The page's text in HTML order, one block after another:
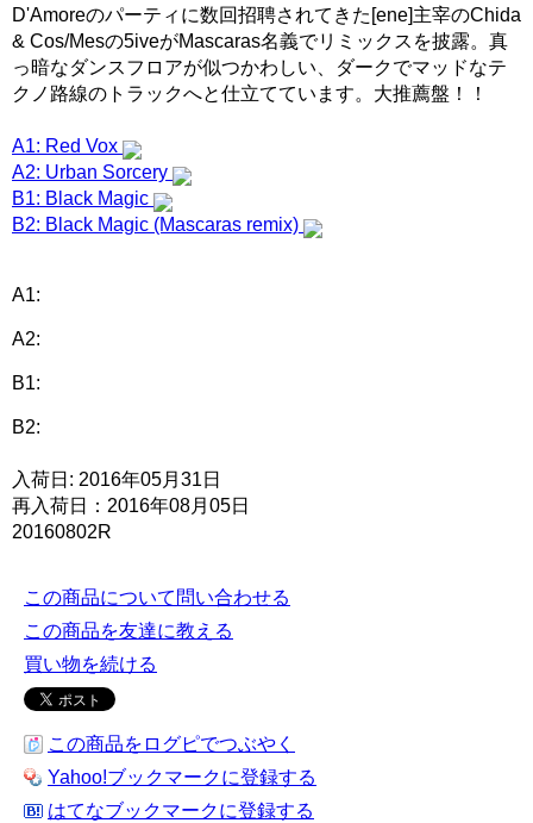
D'Amoreのパーティに数回招聘されてきた[ene]主宰のChida
& Cos/Mesの5iveがMascaras名義でリミックスを披露。真
っ暗なダンスフロアが似つかわしい、ダークでマッドなテ
クノ路線のトラックへと仕立てています。大推薦盤！！
A1: Red Vox
A2: Urban Sorcery
B1: Black Magic
B2: Black Magic (Mascaras remix)
A1:
A2:
B1:
B2:
入荷日: 2016年05月31日
再入荷日：2016年08月05日
20160802R
この商品について問い合わせる
この商品を友達に教える
買い物を続ける
この商品をログピでつぶやく
Yahoo!ブックマークに登録する
はてなブックマークに登録する